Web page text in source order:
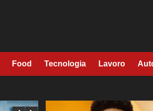
Food Tecnologia Lavoro